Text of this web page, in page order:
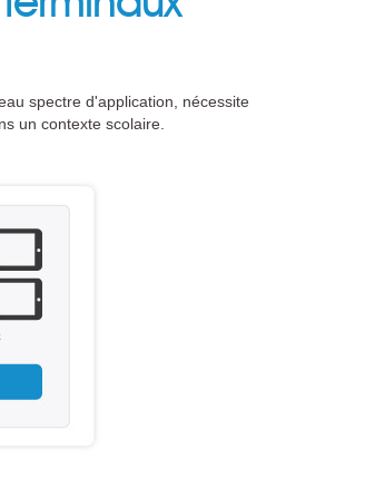
spectre d'application, nécessite
un contexte scolaire.